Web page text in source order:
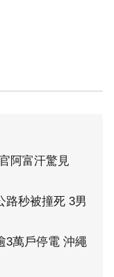
阿富汗驚見
路秒被撞死 3男
3萬戶停電 沖繩